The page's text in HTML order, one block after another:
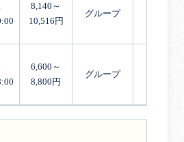
8,140～
10,516円
グループ
6,600～
8,800円
グループ